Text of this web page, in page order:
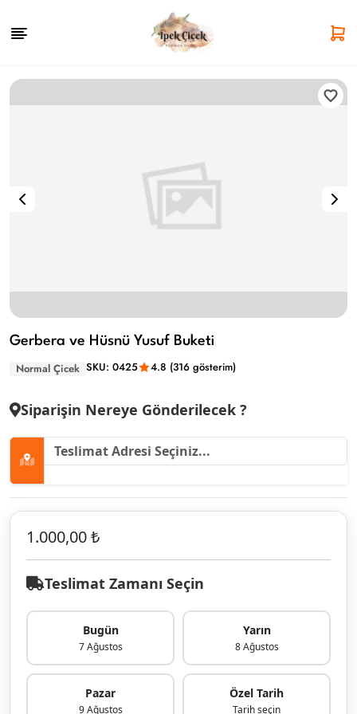
Gerbera ve Hüsnü Yusuf Buketi
Normal Çicek SKU: 0425 4.8 (316 gösterim)
Siparişin Nereye Gönderilecek ?
1.000,00 ₺
Teslimat Zamanı Seçin
Bugün
7 Ağustos
Yarın
8 Ağustos
Pazar
9 Ağustos
Özel Tarih
Tarih seçin